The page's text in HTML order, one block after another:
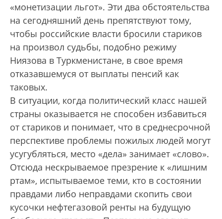
«монетизации льгот». Эти два обстоятельства
на сегодняшний день препятствуют тому,
чтобы российские власти бросили стариков
на произвол судьбы, подобно режиму
Ниязова в Туркменистане, в свое время
отказавшемуся от выплаты пенсий как
таковых.
В ситуации, когда политический класс нашей
страны оказывается не способен избавиться
от стариков и понимает, что в среднесрочной
перспективе проблемы пожилых людей могут
усугубляться, место «дела» занимает «слово».
Отсюда нескрываемое презрение к «лишним
ртам», испытываемое теми, кто в состоянии
правдами либо неправдами скопить свои
кусочки нефтегазовой ренты на будущую